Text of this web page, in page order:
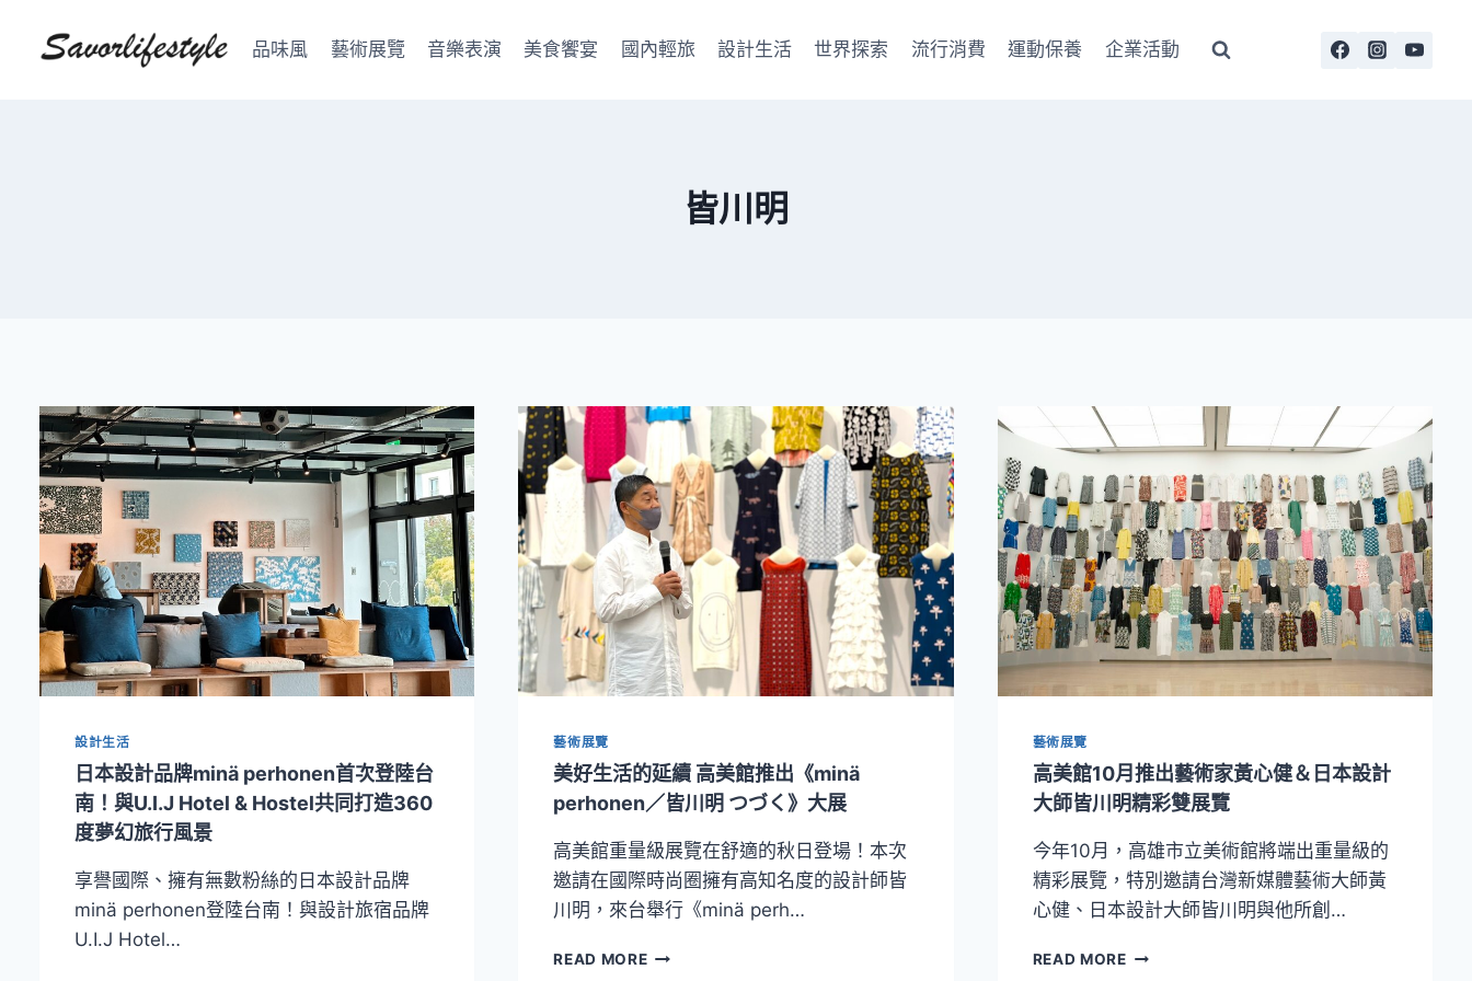
品味風 藝術展覽 音樂表演 美食饗宴 國內輕旅 設計生活 世界探索 流行消費 運動保養 企業活動
皆川明
設計生活
日本設計品牌minä perhonen首次登陸台
南！與U.I.J Hotel & Hostel共同打造360
度夢幻旅行風景
享譽國際、擁有無數粉絲的日本設計品牌
minä perhonen登陸台南！與設計旅宿品牌
U.I.J Hotel…
藝術展覽
美好生活的延續 高美館推出《minä
perhonen／皆川明 つづく》大展
高美館重量級展覽在舒適的秋日登場！本次
邀請在國際時尚圈擁有高知名度的設計師皆
川明，來台舉行《minä perh…
READ MORE美
藝術展覽
高美館10月推出藝術家黃心健＆日本設計
大師皆川明精彩雙展覽
今年10月，高雄市立美術館將端出重量級的
精彩展覽，特別邀請台灣新媒體藝術大師黃
心健、日本設計大師皆川明與他所創…
READ MORE高